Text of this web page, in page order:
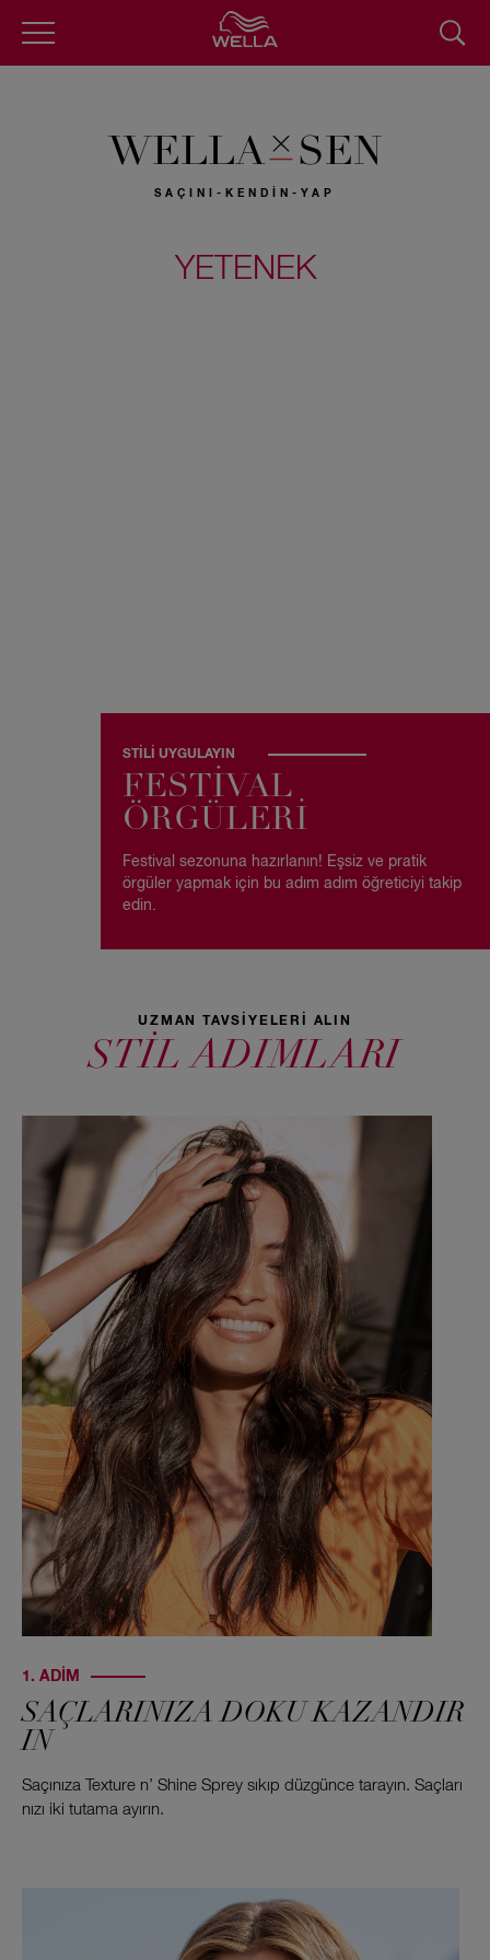
WELLA SEN
SAÇINI-KENDİN-YAP
YETENEK
STİLİ UYGULAYIN
FESTİVAL
ÖRGÜLERİ
Festival sezonuna hazırlanın! Eşsiz ve pratik
örgüler yapmak için bu adım adım öğreticiyi takip
edin.
UZMAN TAVSİYELERİ ALIN
STİL ADIMLARI
1. ADIM
SAÇLARINIZA DOKU KAZANDIR
IN
Saçınıza Texture n’ Shine Sprey sıkıp düzgünce tarayın. Saçları
nızı iki tutama ayırın.